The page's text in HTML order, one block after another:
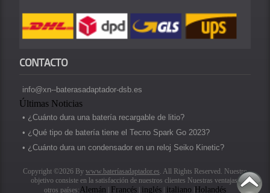
CONTACTO
info@xn--baterasadaptador-dsb.es
Últimas Noticias
• ¿Cuánto dura una batería recargable de litio?
• ¿Qué tipo de batería tiene el Tecno Spark Go 2023?
• ¿Cuánto dura un condensador en un reloj Seiko Kinetic?
Copyright ©2026 By www.bateríasadaptador.es . All Rights Reserved. Nuestro
objetivo consiste en la satisfacción de nuestros clientes Nuestras ventajas.
otros países:Alemán | Francés | inglés | italiano |Holandés